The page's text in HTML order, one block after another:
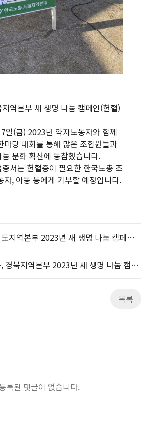
역본부 새 생명 나눔 캠페인(헌혈)
일(금) 2023년 약자노동자와 함께
마당 대회를 통해 많은 조합원들과
문화 확산에 동참했습니다.
서는 헌혈증이 필요한 한국노총 조
자, 아동 등에게 기부할 예정입니다.
역본부 2023년 새 생명 나눔 캠페인(헌혈)
북지역본부 2023년 새 생명 나눔 캠페인(헌혈)
목록
등록된 댓글이 없습니다.